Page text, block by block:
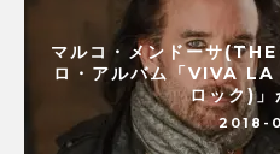
マルコ・メンドーサ
ロ・アルバム「VIVA LA
ロック)」
2018-